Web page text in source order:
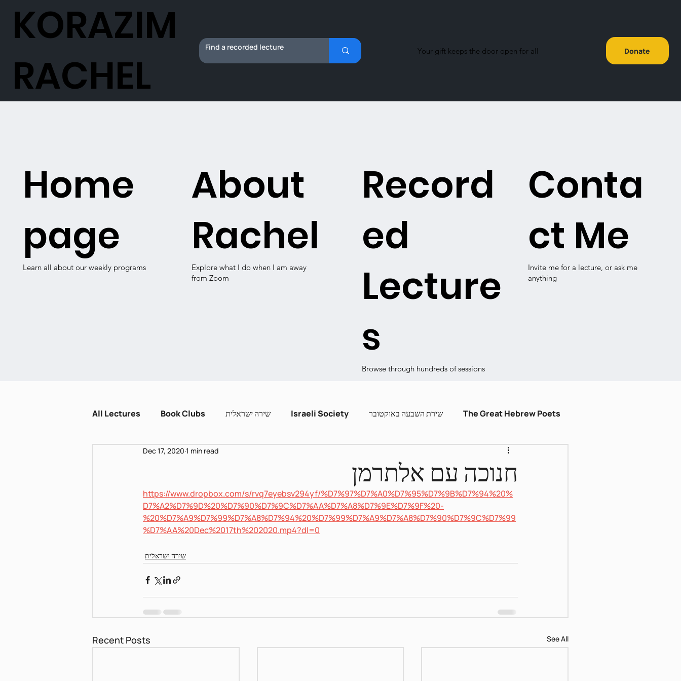
Donate
Your gift keeps the door open for all
KORAZIM
RACHEL
All Lectures Book Clubs שירה ישראלית Israeli Society שירת השבעה באוקטובר The Great Hebrew Poets
Dissent and Crisis Zot Hashira עברית קלה
Pnei Shabbat
חנוכה עם אלתרמן
Dec 17, 2020 1 min read
https://www.dropbox.com/s/rvq7eyebsv294yf/%D7%97%D7%A0%D7%95%D7%9B%D7%94%20%
D7%A2%D7%9D%20%D7%90%D7%9C%D7%AA%D7%A8%D7%9E%D7%9F%20-
%20%D7%A9%D7%99%D7%A8%D7%94%20%D7%99%D7%A9%D7%A8%D7%90%D7%9C%D7%99
%D7%AA%20Dec%2017th%202020.mp4?dl=0
שירה ישראלית
Recent Posts See All
Conta
ct Me
Invite me for a lecture, or ask me
anything
Record
ed
Lecture
s
Browse through hundreds of sessions
About
Rachel
Explore what I do when I am away
from Zoom
Home
page
Learn all about our weekly programs